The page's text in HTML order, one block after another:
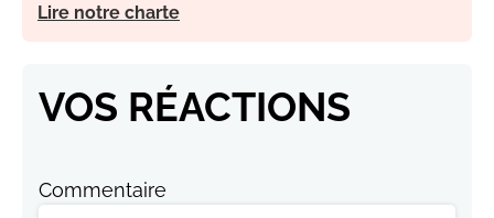
Lire notre charte
VOS RÉACTIONS
Commentaire